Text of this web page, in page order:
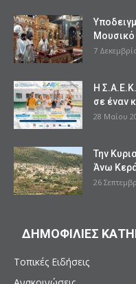
Μουσικό
7
Η
σε έναν
28 Μαΐου
Την
Άνω
26
ΔΗΜΟΦΙΛΙΕΣ
Τοπικές Ειδήσεις